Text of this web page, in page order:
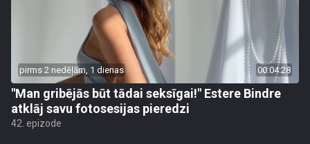
pirms 2 nedēļām, 1 dienas 00:04:28
"Man gribējās būt tādai seksīgai!" Estere Bindre
atklāj savu fotosesijas pieredzi
42. epizode